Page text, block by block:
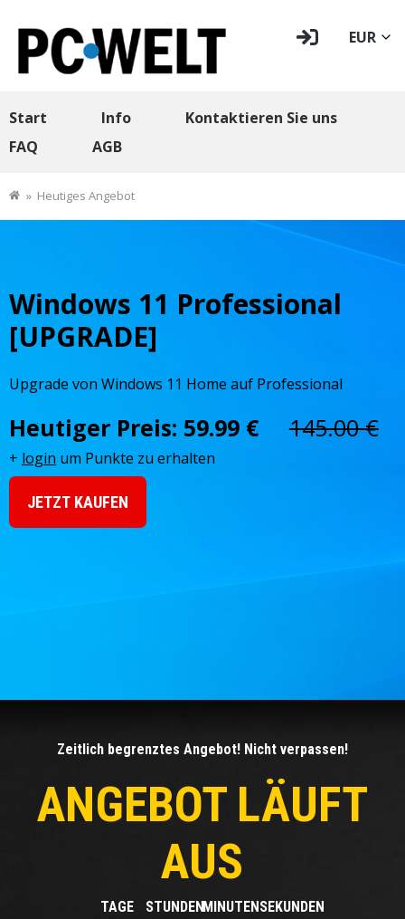
EUR
Start Info
Kontaktieren Sie uns
FAQ
AGB
» Heutiges Angebot
Windows 11 Professional
[UPGRADE]
Upgrade von Windows 11 Home auf Professional
Heutiger Preis: 59.99 € 145.00 €
+ login um Punkte zu erhalten
JETZT KAUFEN
Zeitlich begrenztes Angebot! Nicht verpassen!
ANGEBOT LÄUFT
AUS
TAGE STUNDENMINUTENSEKUNDEN